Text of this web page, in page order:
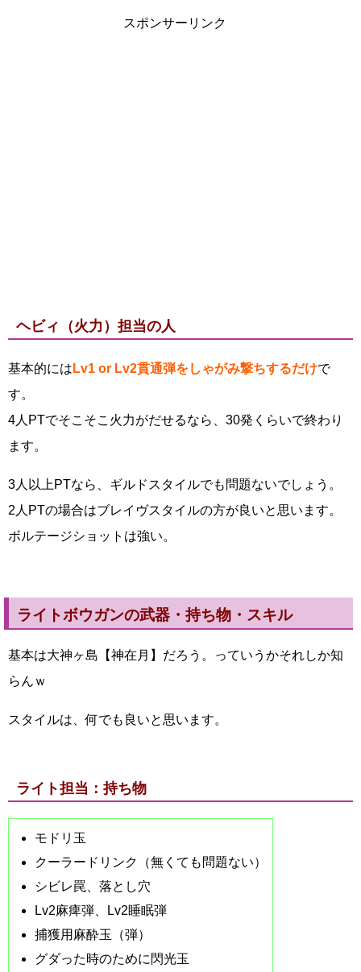
スポンサーリンク
ヘビィ（火力）担当の人
基本的には Lv1 or Lv2貫通弾をしゃがみ撃ちするだけで
す。
4人PTでそこそこ火力がだせるなら、30発くらいで終わり
ます。
3人以上PTなら、ギルドスタイルでも問題ないでしょう。
2人PTの場合はブレイヴスタイルの方が良いと思います。
ボルテージショットは強い。
ライトボウガンの武器・持ち物・スキル
基本は大神ヶ島【神在月】だろう。っていうかそれしか知
らんｗ
スタイルは、何でも良いと思います。
ライト担当：持ち物
モドリ玉
クーラードリンク（無くても問題ない）
シビレ罠、落とし穴
Lv2麻痺弾、Lv2睡眠弾
捕獲用麻酔玉（弾）
グダった時のために閃光玉